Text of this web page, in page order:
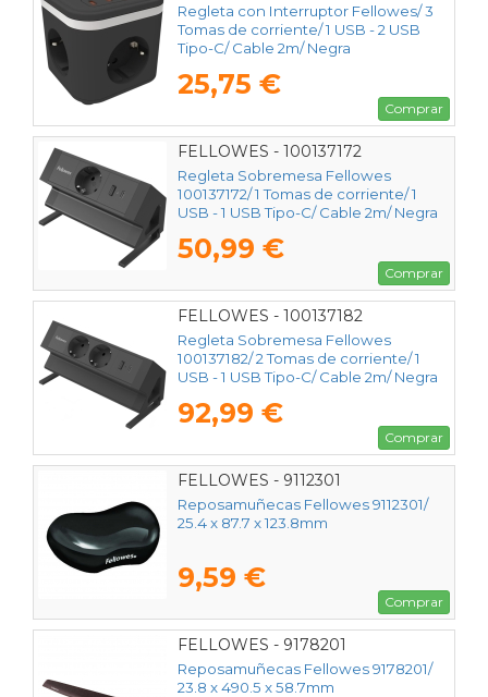
Regleta con Interruptor Fellowes/ 3
Tomas de corriente/ 1 USB - 2 USB
Tipo-C/ Cable 2m/ Negra
25,75 €
Comprar
FELLOWES - 100137172
Regleta Sobremesa Fellowes
100137172/ 1 Tomas de corriente/ 1
USB - 1 USB Tipo-C/ Cable 2m/ Negra
50,99 €
Comprar
FELLOWES - 100137182
Regleta Sobremesa Fellowes
100137182/ 2 Tomas de corriente/ 1
USB - 1 USB Tipo-C/ Cable 2m/ Negra
92,99 €
Comprar
FELLOWES - 9112301
Reposamuñecas Fellowes 9112301/
25.4 x 87.7 x 123.8mm
9,59 €
Comprar
FELLOWES - 9178201
Reposamuñecas Fellowes 9178201/
23.8 x 490.5 x 58.7mm